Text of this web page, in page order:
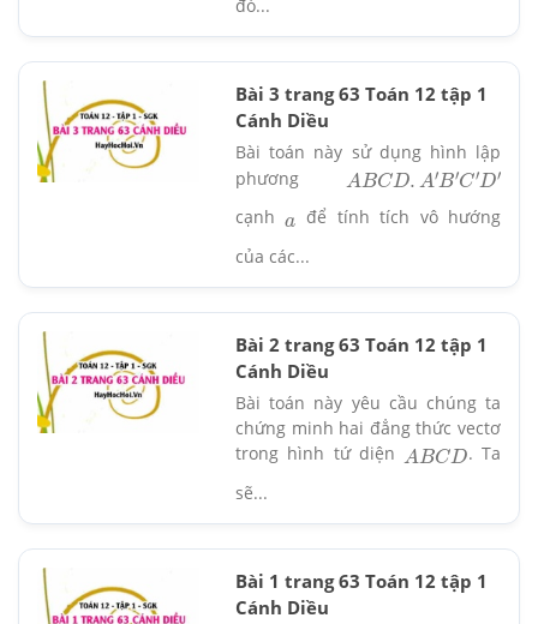
đó...
Bài 3 trang 63 Toán 12 tập 1
Cánh Diều
Bài toán này sử dụng hình lập
phương ABCD.A′B′C′D′
cạnha để tính tích vô hướng
của các...
Bài 2 trang 63 Toán 12 tập 1
Cánh Diều
Bài toán này yêu cầu chúng ta
chứng minh hai đẳng thức vectơ
trong hình tứ diện ABCD . Ta
sẽ...
Bài 1 trang 63 Toán 12 tập 1
Cánh Diều